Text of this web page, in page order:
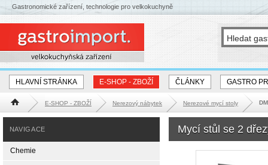
HLAVNÍ STRÁNKA E-SHOP - ZBOŽÍ ČLÁNKY GASTRO
Hlavní stránka E-SHOP - ZBOŽÍ Nerezový nábytek Nerezové mycí stoly
Mycí stůl se 2
NAVIGACE
Chemie
Gastronomické zařízení, technologie pro velkokuchyně